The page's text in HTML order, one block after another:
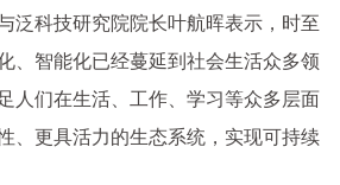
泛科技研究院院长叶航晖表示，时至
、智能化已经蔓延到社会生活众多领
人们在生活、工作、学习等众多层面
、更具活力的生态系统，实现可持续